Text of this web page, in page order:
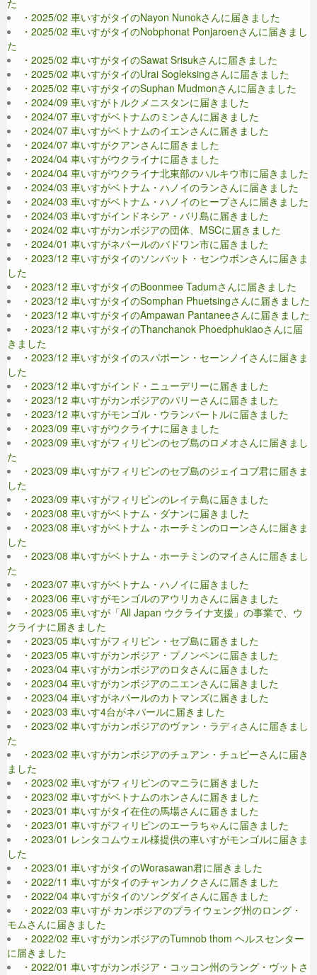
・2025/02 車いすがタイのNayon Nunokさんに届きました
・2025/02 車いすがタイのNobphonat Ponjaroenさんに届きまし
た
・2025/02 車いすがタイのSawat Srisukさんに届きました
・2025/02 車いすがタイのUrai Sogleksingさんに届きました
・2025/02 車いすがタイのSuphan Mudmonさんに届きました
・2024/09 車いすがトルクメニスタンに届きました
・2024/07 車いすがベトナムのミンさんに届きました
・2024/07 車いすがベトナムのイエンさんに届きました
・2024/07 車いすがクアンさんに届きました
・2024/04 車いすがウクライナに届きました
・2024/04 車いすがウクライナ北東部のハルキウ市に届きました
・2024/03 車いすがベトナム・ハノイのランさんに届きました
・2024/03 車いすがベトナム・ハノイのヒープさんに届きました
・2024/03 車いすがインドネシア・バリ島に届きました
・2024/02 車いすがカンボジアの団体、MSCに届きました
・2024/01 車いすがネパールのバドワン市に届きました
・2023/12 車いすがタイのソンバット・センウボンさんに届きま
した
・2023/12 車いすがタイのBoonmee Tadumさんに届きました
・2023/12 車いすがタイのSomphan Phuetsingさんに届きました
・2023/12 車いすがタイのAmpawan Pantaneeさんに届きました
・2023/12 車いすがタイのThanchanok Phoedphukiaoさんに届
きました
・2023/12 車いすがタイのスパポーン・セーンノイさんに届きま
した
・2023/12 車いすがインド・ニューデリーに届きました
・2023/12 車いすがカンボジアのパリーさんに届きました
・2023/12 車いすがモンゴル・ウランバートルに届きました
・2023/09 車いすがウクライナに届きました
・2023/09 車いすがフィリピンのセブ島のロメオさんに届きまし
た
・2023/09 車いすがフィリピンのセブ島のジェイコブ君に届きま
した
・2023/09 車いすがフィリピンのレイテ島に届きました
・2023/08 車いすがベトナム・ダナンに届きました
・2023/08 車いすがベトナム・ホーチミンのローンさんに届きま
した
・2023/08 車いすがベトナム・ホーチミンのマイさんに届きまし
た
・2023/07 車いすがベトナム・ハノイに届きました
・2023/06 車いすがモンゴルのアウリカさんに届きました
・2023/05 車いすが「All Japan ウクライナ支援」の事業で、ウ
クライナに届きました
・2023/05 車いすがフィリピン・セブ島に届きました
・2023/05 車いすがカンボジア・プノンペンに届きました
・2023/04 車いすがカンボジアのロタさんに届きました
・2023/04 車いすがカンボジアのニエンさんに届きました
・2023/04 車いすがネパールのカトマンズに届きました
・2023/03 車いす4台がネパールに届きました
・2023/02 車いすがカンボジアのヴァン・ラディさんに届きまし
た
・2023/02 車いすがカンボジアのチュアン・チュピーさんに届き
ました
・2023/02 車いすがフィリピンのマニラに届きました
・2023/02 車いすがベトナムのホンさんに届きました
・2023/01 車いすがタイ在住の馬場さんに届きました
・2023/01 車いすがフィリピンのエーラちゃんに届きました
・2023/01 レンタコムウェル様提供の車いすがモンゴルに届きま
した
・2023/01 車いすがタイのWorasawan君に届きました
・2022/11 車いすがタイのチャンカノクさんに届きました
・2022/04 車いすがタイのソングダイさんに届きました
・2022/03 車いすが カンボジアのプライウェング州のロング・
モムさんに届きました
・2022/02 車いすがカンボジアのTumnob thom ヘルスセンター
に届きました
・2022/01 車いすがカンボジア・コッコン州のラング・ヴットさ